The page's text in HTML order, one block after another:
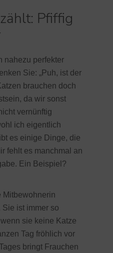
Pfiffig
nahezu perfekter
Sie: „Puh, ist der
brauchen doch
da wir sonst
vernünftig
ich eigentlich
es einige Dinge, die
fehlt es manchmal an
Ein Beispiel?
Mitbewohnerin
ist immer so
sie keine Katze
Tag fröhlich vor
bringt Frauchen